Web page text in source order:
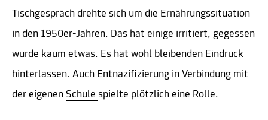
Tischgespräch drehte sich um die Ernährungssituation
in den 1950er-Jahren. Das hat einige irritiert, gegessen
wurde kaum etwas. Es hat wohl bleibenden Eindruck
hinterlassen. Auch Entnazifizierung in Verbindung mit
der eigenen Schule spielte plötzlich eine Rolle.